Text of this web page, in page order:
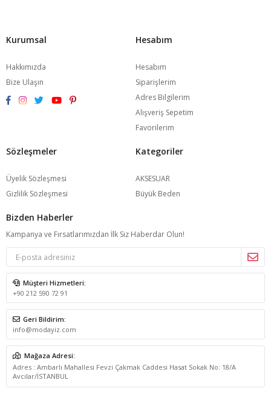
Kurumsal
Hakkımızda
Bize Ulaşın
Hesabım
Hesabım
Siparişlerim
Adres Bilgilerim
Alışveriş Sepetim
Favorilerim
Sözleşmeler
Üyelik Sözleşmesi
Gizlilik Sözleşmesi
Kategoriler
AKSESUAR
Büyük Beden
Bizden Haberler
Kampanya ve Fırsatlarımızdan İlk Siz Haberdar Olun!
Müşteri Hizmetleri:
+90 212 590 72 91
Geri Bildirim:
info@modayiz.com
Mağaza Adresi:
Adres : Ambarlı Mahallesi Fevzi Çakmak Caddesi Hasat Sokak No: 18/A
Avcılar/İSTANBUL